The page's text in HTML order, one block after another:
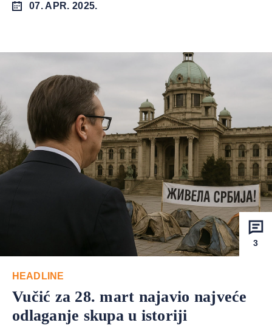
07. APR. 2025.
3
HEADLINE
Vučić za 28. mart najavio najveće
odlaganje skupa u istoriji